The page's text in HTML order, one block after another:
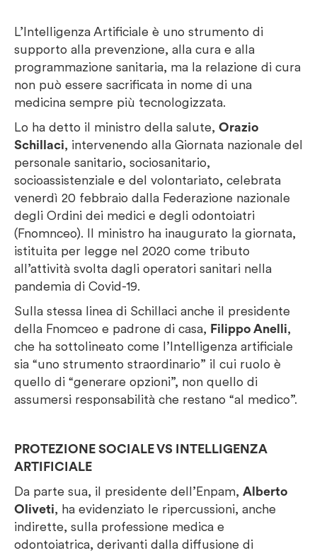
L’Intelligenza Artificiale è uno strumento di
supporto alla prevenzione, alla cura e alla
programmazione sanitaria, ma la relazione di cura
non può essere sacrificata in nome di una
medicina sempre più tecnologizzata.
Lo ha detto il ministro della salute, Orazio
Schillaci, intervenendo alla Giornata nazionale del
personale sanitario, sociosanitario,
socioassistenziale e del volontariato, celebrata
venerdì 20 febbraio dalla Federazione nazionale
degli Ordini dei medici e degli odontoiatri
(Fnomnceo). Il ministro ha inaugurato la giornata,
istituita per legge nel 2020 come tributo
all’attività svolta dagli operatori sanitari nella
pandemia di Covid-19.
Sulla stessa linea di Schillaci anche il presidente
della Fnomceo e padrone di casa, Filippo Anelli,
che ha sottolineato come l’Intelligenza artificiale
sia “uno strumento straordinario” il cui ruolo è
quello di “generare opzioni”, non quello di
assumersi responsabilità che restano “al medico”.
PROTEZIONE SOCIALE VS INTELLIGENZA
ARTIFICIALE
Da parte sua, il presidente dell’Enpam, Alberto
Oliveti, ha evidenziato le ripercussioni, anche
indirette, sulla professione medica e
odontoiatrica, derivanti dalla diffusione di